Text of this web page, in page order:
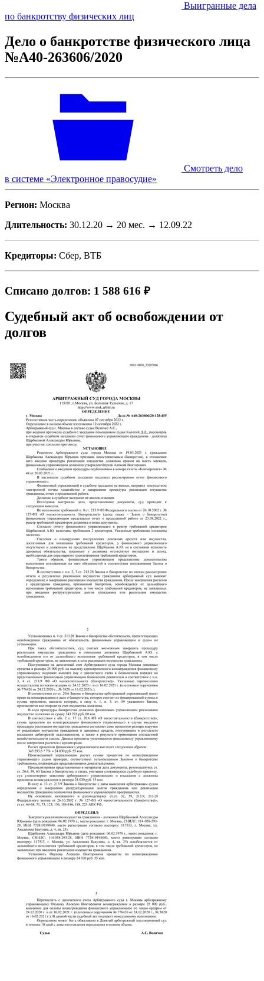
Выигранные дела
по банкротству физических лиц
Дело о банкротстве физического лица
№А40-263606/2020
Смотреть дело
в системе «Электронное правосудие»
Регион: Москва
Длительность: 30.12.20 → 20 мес. → 12.09.22
Кредиторы: Сбер, ВТБ
Списано долгов: 1 588 616 ₽
Судебный акт об освобождении от
долгов